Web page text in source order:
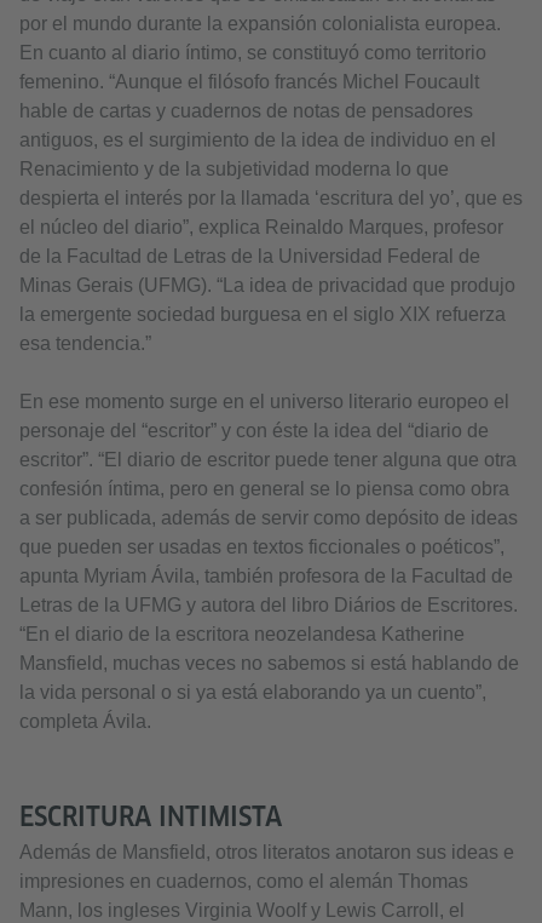
por el mundo durante la expansión colonialista europea.
En cuanto al diario íntimo, se constituyó como territorio
femenino. “Aunque el filósofo francés Michel Foucault
hable de cartas y cuadernos de notas de pensadores
antiguos, es el surgimiento de la idea de individuo en el
Renacimiento y de la subjetividad moderna lo que
despierta el interés por la llamada ‘escritura del yo’, que es
el núcleo del diario”, explica Reinaldo Marques, profesor
de la Facultad de Letras de la Universidad Federal de
Minas Gerais (UFMG). “La idea de privacidad que produjo
la emergente sociedad burguesa en el siglo XIX refuerza
esa tendencia.”
En ese momento surge en el universo literario europeo el
personaje del “escritor” y con éste la idea del “diario de
escritor”. “El diario de escritor puede tener alguna que otra
confesión íntima, pero en general se lo piensa como obra
a ser publicada, además de servir como depósito de ideas
que pueden ser usadas en textos ficcionales o poéticos”,
apunta Myriam Ávila, también profesora de la Facultad de
Letras de la UFMG y autora del libro Diários de Escritores.
“En el diario de la escritora neozelandesa Katherine
Mansfield, muchas veces no sabemos si está hablando de
la vida personal o si ya está elaborando ya un cuento”,
completa Ávila.
ESCRITURA INTIMISTA
Además de Mansfield, otros literatos anotaron sus ideas e
impresiones en cuadernos, como el alemán Thomas
Mann, los ingleses Virginia Woolf y Lewis Carroll, el